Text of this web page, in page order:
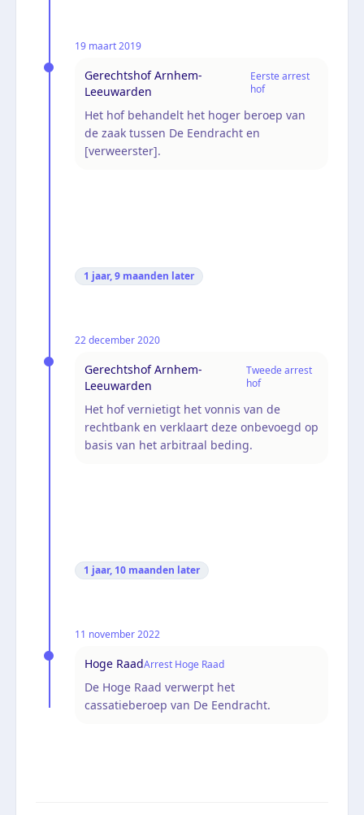
19 maart 2019
Gerechtshof Arnhem-
Leeuwarden
Eerste arrest
hof
Het hof behandelt het hoger beroep van
de zaak tussen De Eendracht en
[verweerster].
1 jaar, 9 maanden later
22 december 2020
Gerechtshof Arnhem-
Leeuwarden
Tweede arrest
hof
Het hof vernietigt het vonnis van de
rechtbank en verklaart deze onbevoegd op
basis van het arbitraal beding.
1 jaar, 10 maanden later
11 november 2022
Hoge RaadArrest Hoge Raad
De Hoge Raad verwerpt het
cassatieberoep van De Eendracht.